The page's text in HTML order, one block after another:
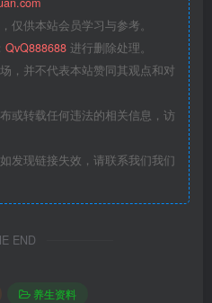
仅供本站会员学习与参考。
QvQ888688 进行删除处理。
，并不代表本站赞同其观点和对
或转载任何违法的相关信息，访
发现链接失效，请联系我们我们
END
养生资料